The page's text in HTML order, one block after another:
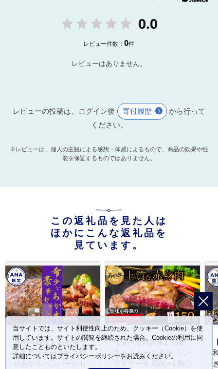
0.0
レビュー件数：0件
レビューはありません。
レビューの投稿は、ログイン後 寄付履歴
から行って
ください。
※レビューは、個人の主観による感想・体感によるもので、商品の効果や性
能を保証するものではありません。
この返礼品を見た人は
ほかにこんな返礼品を
見ています。
【ANA限定】あか牛サ
イコロステーキと手作
りあか牛ハンバーグセ
【選べる内容量】あか
牛 ヘルシーな赤身 ラン
プステーキ 150g×5 和牛
当サイトでは、サイト利便性向上のため、クッキー（Cookie）を使
用しています。サイトの閲覧を継続された場合、Cookieの利用に同
意したことものといたします。
詳細についてはプライバシーポリシーをお読みください。